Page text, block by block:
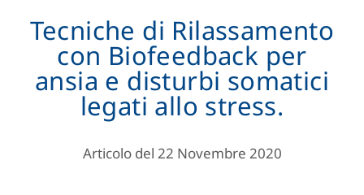
Tecniche di Rilassamento
con Biofeedback per
ansia e disturbi somatici
legati allo stress.
Articolo del 22 Novembre 2020